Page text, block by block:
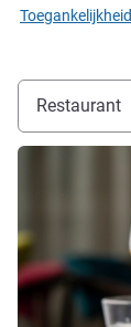
Toegankelijkheid
Restaurant
Meer informatie